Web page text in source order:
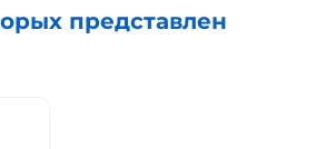
представлен